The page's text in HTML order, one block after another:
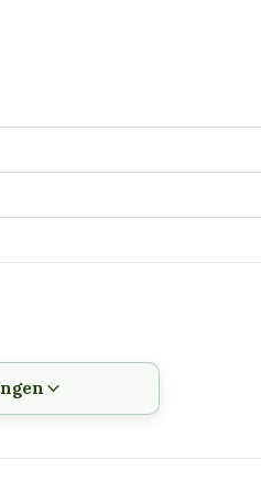
hud och mage; placera utom
på växter